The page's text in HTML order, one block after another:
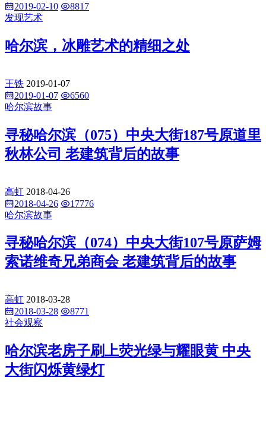
2019-02-10
8817
发现艺术
哈尔滨，冰雕艺术的精细之处
王铁 2019-01-07
2019-01-07
6560
哈尔滨故事
寻秘哈尔滨（075）中央大街187号原道里
秋林公司 老建筑背后的故事
高虹 2018-04-26
2018-04-26
17776
哈尔滨故事
​寻秘哈尔滨（074）中央大街107号原萨姆
索诺维奇兄弟商会 老建筑背后的故事
高虹 2018-03-28
2018-03-28
8771
社会观察
哈尔滨老房子刷上荧光绿与耀眼黄 中央
大街闪烁黄绿灯